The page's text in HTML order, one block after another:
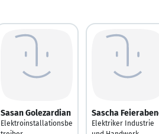
Sasan Golezardian
Elektroinstallationsbe
Sascha
Elektriker Industrie